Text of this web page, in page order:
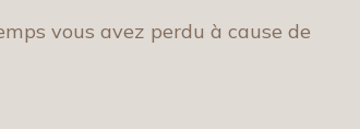
vous avez perdu à cause de